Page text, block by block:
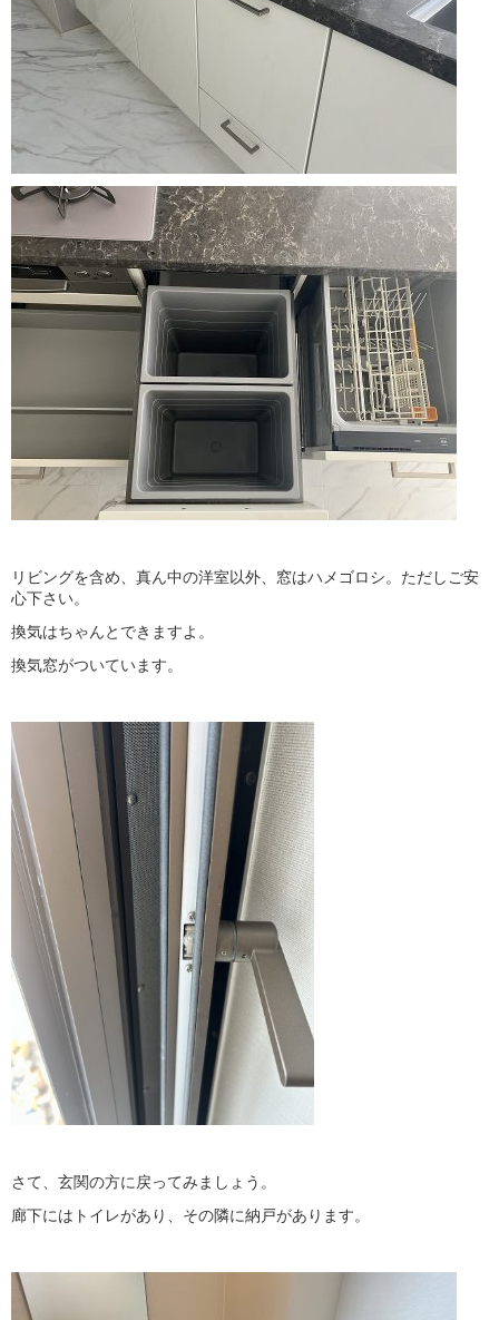
リビングを含め、真ん中の洋室以外、窓はハメゴロシ。ただしご安
心下さい。
換気はちゃんとできますよ。
換気窓がついています。
さて、玄関の方に戻ってみましょう。
廊下にはトイレがあり、その隣に納戸があります。